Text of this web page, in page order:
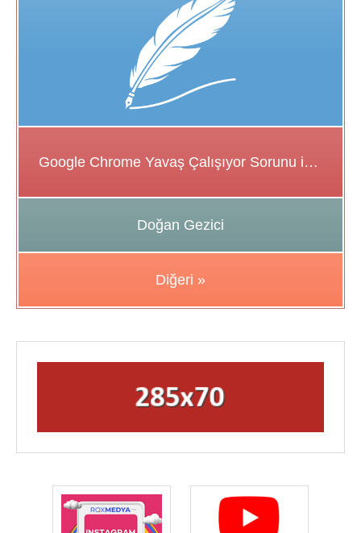
Google Chrome Yavaş Çalışıyor Sorunu için Çözüm Önerileri
Doğan Gezici
Diğeri »